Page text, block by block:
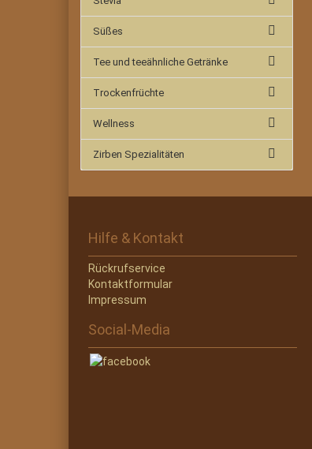
Süßes
Tee und teeähnliche Getränke
Trockenfrüchte
Wellness
Zirben Spezialitäten
Hilfe & Kontakt
Rückrufservice
Kontaktformular
Impressum
Social-Media